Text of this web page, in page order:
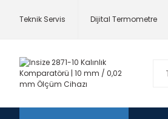
Teknik Servis Dijital Termometre